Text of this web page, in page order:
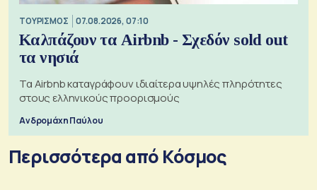
ΤΟΥΡΙΣΜΟΣ 07.08.2026, 07:10
Καλπάζουν τα Airbnb - Σχεδόν sold out
τα νησιά
Τα Airbnb καταγράφουν ιδιαίτερα υψηλές πληρότητες
στους ελληνικούς προορισμούς
Ανδρομάχη Παύλου
Περισσότερα από Κόσμος